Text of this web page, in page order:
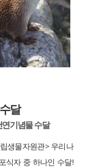
달
기념물 수달
생물자원관> 우리나
식자 중 하나인 수달!